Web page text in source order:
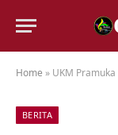
Home » UKM Pramuka
BERITA